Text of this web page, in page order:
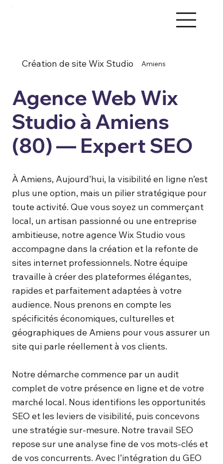
Création de site Wix Studio Amiens
Agence Web Wix
Studio à Amiens
(80) — Expert SEO
À Amiens, Aujourd’hui, la visibilité en ligne n’est
plus une option, mais un pilier stratégique pour
toute activité. Que vous soyez un commerçant
local, un artisan passionné ou une entreprise
ambitieuse, notre agence Wix Studio vous
accompagne dans la création et la refonte de
sites internet professionnels. Notre équipe
travaille à créer des plateformes élégantes,
rapides et parfaitement adaptées à votre
audience. Nous prenons en compte les
spécificités économiques, culturelles et
géographiques de Amiens pour vous assurer un
site qui parle réellement à vos clients.
Notre démarche commence par un audit
complet de votre présence en ligne et de votre
marché local. Nous identifions les opportunités
SEO et les leviers de visibilité, puis concevons
une stratégie sur-mesure. Notre travail SEO
repose sur une analyse fine de vos mots-clés et
de vos concurrents. Avec l’intégration du GEO